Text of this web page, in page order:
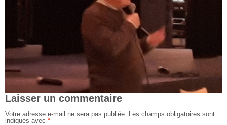
Laisser un commentaire
Votre adresse e-mail ne sera pas publiée.
Les champs obligatoires sont
indiqués avec *